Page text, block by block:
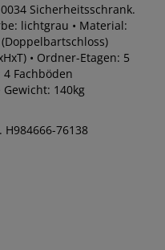
Sicherheitsschrank.
lichtgrau • Material:
• Ordner-Etagen: 5
Fachböden
140kg
H984666-76138